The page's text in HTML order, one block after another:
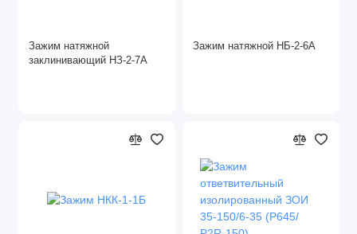
Зажим натяжной
заклинивающий НЗ-2-7А
Зажим натяжной НБ-2-6А